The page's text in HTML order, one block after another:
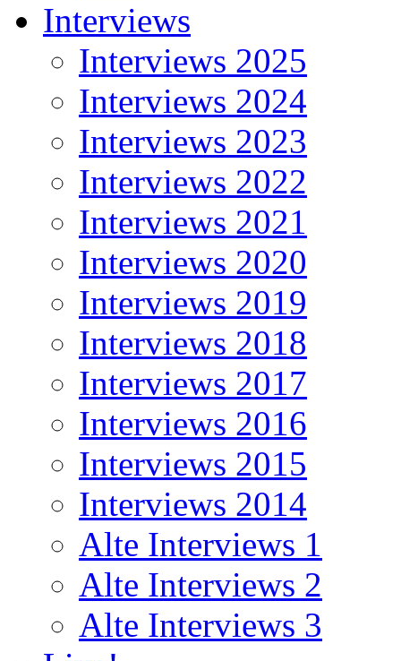
Interviews
Interviews 2025
Interviews 2024
Interviews 2023
Interviews 2022
Interviews 2021
Interviews 2020
Interviews 2019
Interviews 2018
Interviews 2017
Interviews 2016
Interviews 2015
Interviews 2014
Alte Interviews 1
Alte Interviews 2
Alte Interviews 3